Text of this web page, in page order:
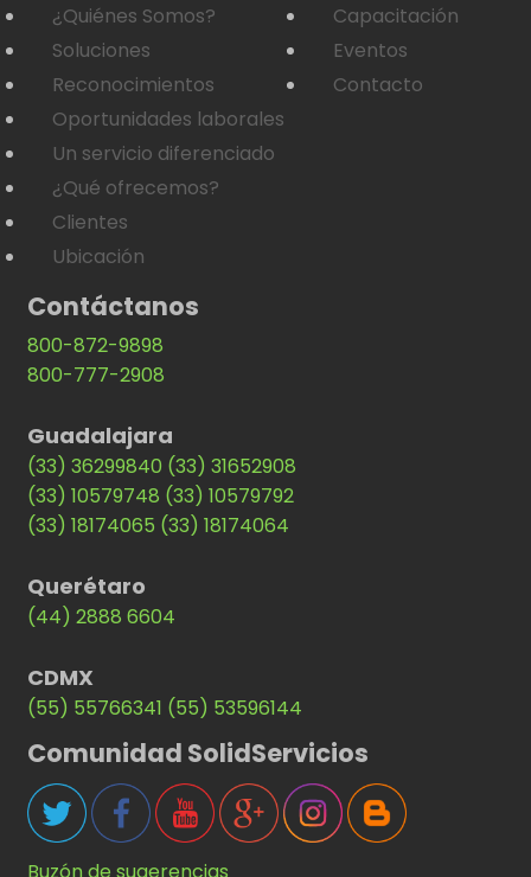
¿Quiénes Somos?
Soluciones
Reconocimientos
Oportunidades laborales
Un servicio diferenciado
¿Qué ofrecemos?
Clientes
Ubicación
Capacitación
Eventos
Contacto
Contáctanos
800-872-9898
800-777-2908
Guadalajara
(33) 36299840 (33) 31652908
(33) 10579748 (33) 10579792
(33) 18174065 (33) 18174064
Querétaro
(44) 2888 6604
CDMX
(55) 55766341 (55) 53596144
Comunidad SolidServicios
Buzón de sugerencias